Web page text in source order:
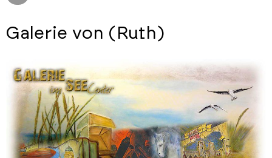
Galerie von (Ruth)